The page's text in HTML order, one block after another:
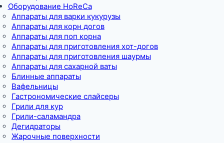
Оборудование HoReCa
Аппараты для варки кукурузы
Аппараты для корн догов
Аппараты для поп корна
Аппараты для приготовления хот-догов
Аппараты для приготовления шаурмы
Аппараты для сахарной ваты
Блинные аппараты
Вафельницы
Гастрономические слайсеры
Грили для кур
Грили-саламандра
Дегидраторы
Жарочные поверхности